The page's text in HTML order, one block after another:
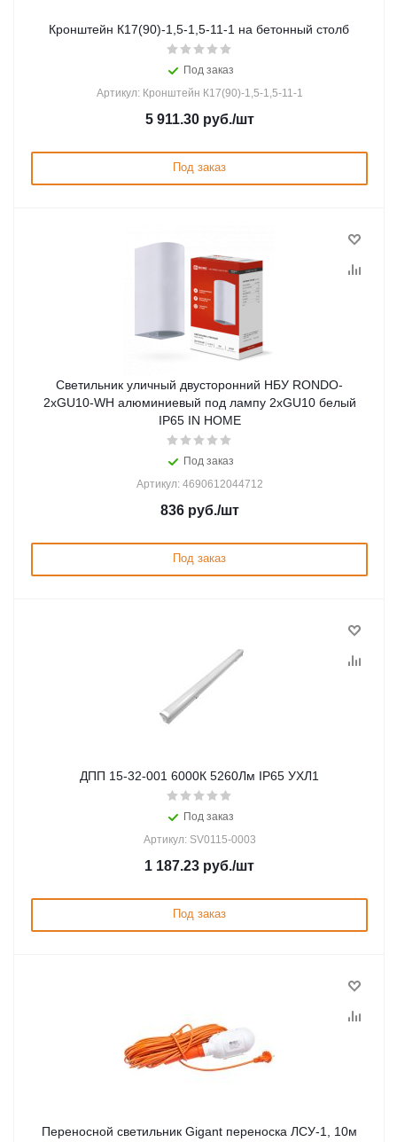
Кронштейн К17(90)-1,5-1,5-11-1 на бетонный столб
Под заказ
Артикул: Кронштейн К17(90)-1,5-1,5-11-1
5 911.30руб./шт
Под заказ
Светильник уличный двусторонний НБУ RONDO-
2хGU10-WH алюминиевый под лампу 2хGU10 белый
IP65 IN HOME
Под заказ
Артикул: 4690612044712
836руб./шт
Под заказ
ДПП 15-32-001 6000К 5260Лм IP65 УХЛ1
Под заказ
Артикул: SV0115-0003
1 187.23 руб./шт
Под заказ
Переносной светильник Gigant переноска ЛСУ-1, 10м